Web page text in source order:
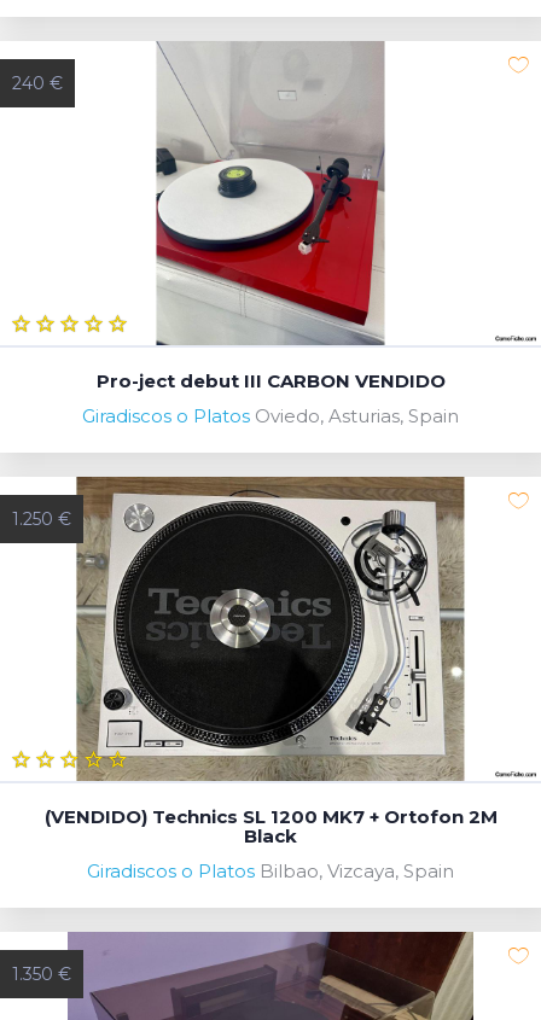
240 €
Pro-ject debut III CARBON VENDIDO
Giradiscos o Platos Oviedo, Asturias, Spain
1.250 €
(VENDIDO) Technics SL 1200 MK7 + Ortofon 2M
Black
Giradiscos o Platos Bilbao, Vizcaya, Spain
1.350 €